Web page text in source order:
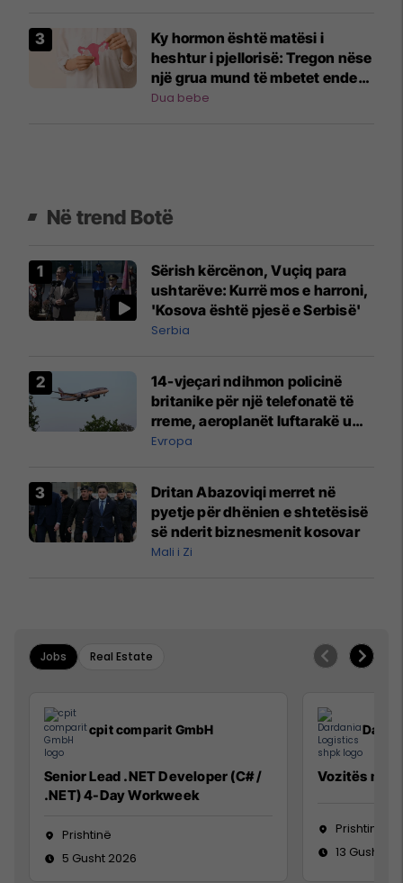
Ky hormon është matësi i
heshtur i pjellorisë: Tregon nëse
një grua mund të mbetet ende
shtatzënë
Dua bebe
Në trend Botë
Sërish kërcënon, Vuçiq para
ushtarëve: Kurrë mos e harroni,
'Kosova është pjesë e Serbisë'
Serbia
14-vjeçari ndihmon policinë
britanike për një telefonatë të
rreme, aeroplanët luftarakë u
ngritën në ajër për të
Mançesterit
Evropa
Dritan Abazoviqi merret në
pyetje për dhënien e shtetësisë
së nderit biznesmenit kosovar
Mali i Zi
Jobs Real Estate
cpit comparit GmbH
Senior Lead .NET Developer (C# /
.NET) 4-Day Workweek
Prishtinë
5 Gusht 2026
Vozitës me
Prishtinë
13 Gusht